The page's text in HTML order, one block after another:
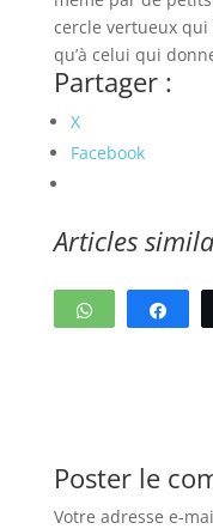
cercle vertueux
qu’à celui qui
Partager :
X
Facebook
Articles
WhatsApp
Poster le
Votre adresse e-